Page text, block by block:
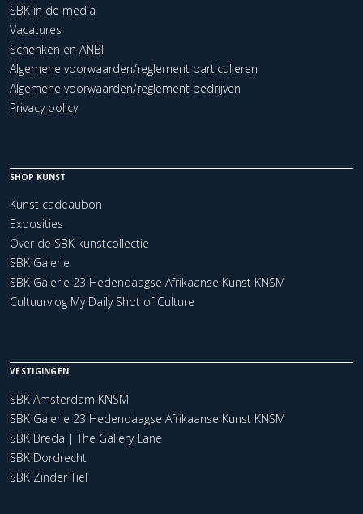
SBK in de media
Vacatures
Schenken en ANBI
Algemene voorwaarden/reglement particulieren
Algemene voorwaarden/reglement bedrijven
Privacy policy
SHOP KUNST
Kunst cadeaubon
Exposities
Over de SBK kunstcollectie
SBK Galerie
SBK Galerie 23 Hedendaagse Afrikaanse Kunst KNSM
Cultuurvlog My Daily Shot of Culture
VESTIGINGEN
SBK Amsterdam KNSM
SBK Galerie 23 Hedendaagse Afrikaanse Kunst KNSM
SBK Breda | The Gallery Lane
SBK Dordrecht
SBK Zinder Tiel